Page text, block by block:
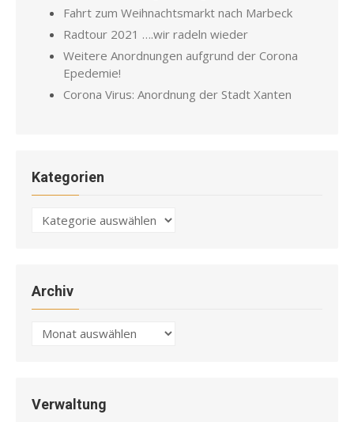
Fahrt zum Weihnachtsmarkt nach Marbeck
Radtour 2021 ….wir radeln wieder
Weitere Anordnungen aufgrund der Corona
Epedemie!
Corona Virus: Anordnung der Stadt Xanten
Kategorien
Kategorien
Archiv
Archiv
Verwaltung